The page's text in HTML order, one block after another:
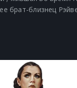
брат-близнец